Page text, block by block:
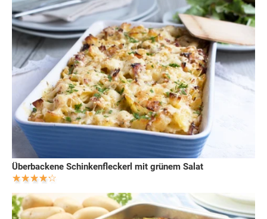
Überbackene Schinkenfleckerl mit grünem Salat